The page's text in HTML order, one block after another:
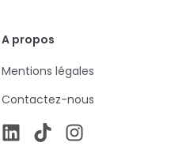
A propos
Mentions légales
Contactez-nous